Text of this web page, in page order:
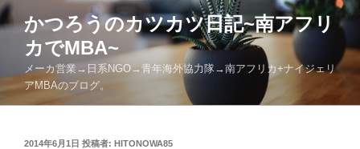
コ
ン
へ
かつろうのカツカツ日記~南アフリ
カでMBA~
メーカ営業→日系NGO→青年海外協力隊→南アフリカ+ナイジェリ
アMBAのブログ。
投
2014年6月1日 投稿者: HITONOWA85